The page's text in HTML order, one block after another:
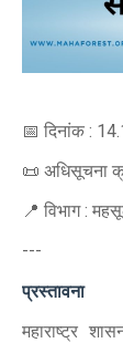
📅 दिनांक :
📜 अधिसूचना
📍 विभाग :
---
प्रस्तावना
महाराष्ट्र